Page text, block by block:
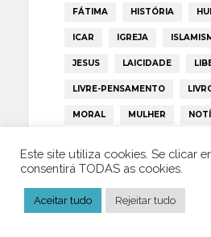
FÁTIMA HISTÓRIA
ICAR IGREJA
JESUS LAICIDADE
LIVRE-PENSAMENTO
MORAL MULHER
PORTUGAL RELIGIÃO
TRUMP VATICANO
Este site utiliza cookies. Se clicar
consentirá TODAS as cookies.
Aceitar tudo Rejeitar tudo